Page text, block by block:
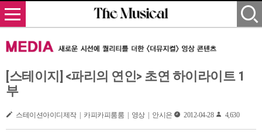
[스테이지] <파리의 연인> 초연 하이라이트 1
부
스테이션아이디제작 | 카피카피룸룸 | 영상 | 안시은 2012-04-28 4,630